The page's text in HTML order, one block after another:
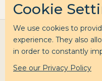
Cookie
We use cookies to
experience. They also
in order to constantly
See our Privacy Policy